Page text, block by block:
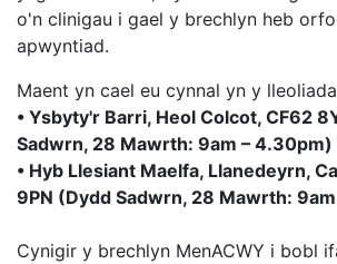
o'n clinigau i gael y brechlyn heb
apwyntiad.
Maent yn cael eu cynnal yn y
• Ysbyty'r Barri, Heol Colcot, CF62
Sadwrn, 28 Mawrth: 9am – 4.30pm)
• Hyb Llesiant Maelfa, Llanedeyrn,
9PN (Dydd Sadwrn, 28 Mawrth:
Cynigir y brechlyn MenACWY i bobl